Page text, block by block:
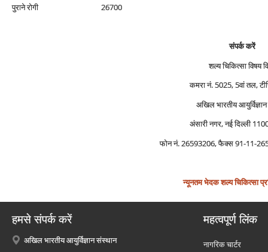
पुराने रोगी 26700
संपर्क करें
शल्‍य चिकित्‍सा विषय
कमरा नं. 5025, 5वां तल,
अखिल भारतीय
अंसारी नगर, नई दिल्‍ली
फोन नं. 26593206, फैक्‍स 91-11-
न्‍यूनतम भेदक शल्‍य चिकित्‍सा
हमसे संपर्क करें
अखिल भारतीय आयुर्विज्ञान संस्थान
महत्वपूर्ण लिंक
नागरिक चार्टर